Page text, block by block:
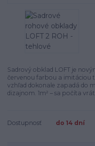
Sadrový obklad LOFT je
červenou farbou a imitáciou
vzhľad dokonale zapadá do
dizajnom. 1m² – sa počíta
Dostupnosť do 14 dní